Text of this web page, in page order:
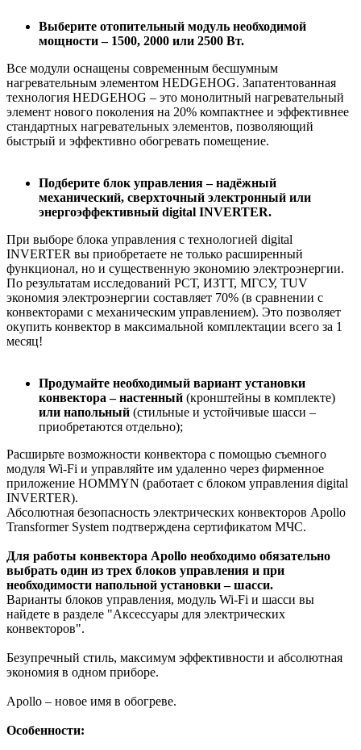
Выберите отопительный модуль необходимой
мощности – 1500, 2000 или 2500 Вт.
Все модули оснащены современным бесшумным
нагревательным элементом HEDGEHOG. Запатентованная
технология HEDGEHOG – это монолитный нагревательный
элемент нового поколения на 20% компактнее и эффективнее
стандартных нагревательных элементов, позволяющий
быстрый и эффективно обогревать помещение.
Подберите блок управления – надёжный
механический, сверхточный электронный или
энергоэффективный digital INVERTER.
При выборе блока управления с технологией digital
INVERTER вы приобретаете не только расширенный
функционал, но и существенную экономию электроэнергии.
По результатам исследований РСТ, ИЗТТ, МГСУ, TUV
экономия электроэнергии составляет 70% (в сравнении с
конвекторами с механическим управлением). Это позволяет
окупить конвектор в максимальной комплектации всего за 1
месяц!
Продумайте необходимый вариант установки
конвектора – настенный (кронштейны в комплекте)
или напольный (стильные и устойчивые шасси –
приобретаются отдельно);
Расширьте возможности конвектора с помощью съемного
модуля Wi-Fi и управляйте им удаленно через фирменное
приложение HOMMYN (работает с блоком управления digital
INVERTER).
Абсолютная безопасность электрических конвекторов Apollo
Transformer System подтверждена сертификатом МЧС.
Для работы конвектора Apollo необходимо обязательно
выбрать один из трех блоков управления и при
необходимости напольной установки – шасси.
Варианты блоков управления, модуль Wi-Fi и шасси вы
найдете в разделе "Аксессуары для электрических
конвекторов".
Безупречный стиль, максимум эффективности и абсолютная
экономия в одном приборе.
Apollo – новое имя в обогреве.
Особенности: